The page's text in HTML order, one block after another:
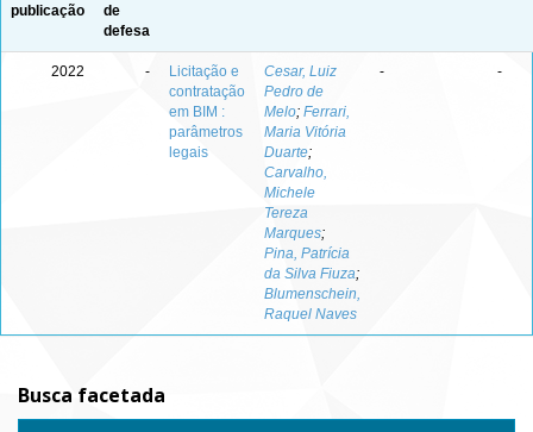
publicação
de
defesa
2022 -
Licitação e
contratação
em BIM :
parâmetros
legais
Cesar, Luiz
Pedro de
Melo; Ferrari,
Maria Vitória
Duarte;
Carvalho,
Michele
Tereza
Marques;
Pina, Patrícia
da Silva Fiuza;
Blumenschein,
Raquel Naves
- -
Busca facetada